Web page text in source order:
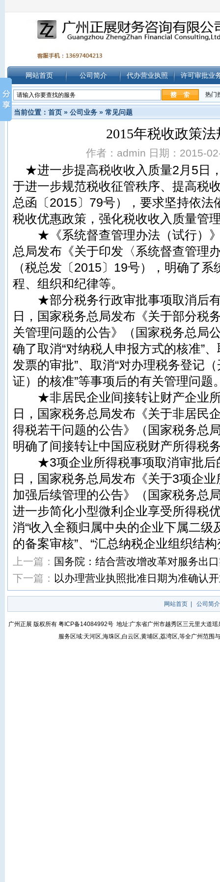
网站首页 公司简介 代办营业执照 许可审批业
热门
当前位置： 首页 » 公司业务 » 常见问题
2015年税收政策
作者：admin 日期：2015-
★进一步提高税收收入 质量2月5日
于进一步规范税收征管秩序、提高税
总函〔2015〕79号），要求坚持依法
税收优惠政策，强化税收收入质量管
★《系统督查管理办法（试行）》
总局发布《关于印发〈系统督查管理
（税总发〔2015〕19号），明确了
程、组织和纪律等。
★部分税务行政审批事项取消后有
日，国家税务总局发布《关于部分税
关管理问题的公告》（国家税务总局
确了取消“对纳税人申报方式的核准”
发票的审批”、取消“对办理税务登记
证）的核准”等事项后的有关管理问题
★非居民企业间接转让财产企业
日，国家税务总局发布《关于非居民
得税若干问题的公告》（国家税务总
明确了间接转让中国应税财产所得税
★3项企业所得税事项取消审批后
日，国家税务总局发布《关于3项企
加强后续管理的公告》（国家税务总
进一步简化小型微利企业享受所得税
消“收入全额归属中央的企业下属二级
的备案审核”、“汇总纳税企业组织结
上一篇： 国务院：结合营改增改革对服务出
下一篇： 以办理营业执照批准日期为准确认
网站首页 公司简介
广州正展 版权所有 粤ICP备14084992号 地址:广东省广州市越秀区三元里大道
服务区域:天河区,海珠区,白云区,黄埔区,荔湾区,等全广州范围与